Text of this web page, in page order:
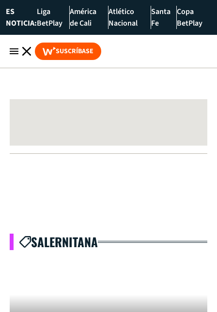
ES
NOTICIA:
Liga
BetPlay
América
de Cali
Atlético
Nacional
Santa
Fe
Copa
BetPlay
SUSCRÍBASE
SALERNITANA